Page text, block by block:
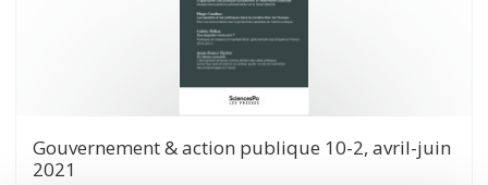
Gouvernement & action publique 10-2, avril-juin
2021